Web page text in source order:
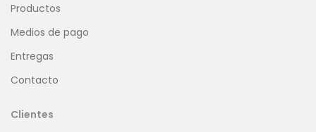
Productos
Medios de pago
Entregas
Contacto
Clientes